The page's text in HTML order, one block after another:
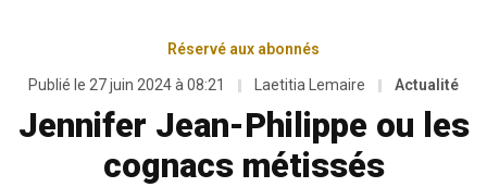
Réservé aux abonnés
Publié le 27 juin 2024 à 08:21 Laetitia Lemaire Actualité
Jennifer Jean-Philippe ou les
cognacs métissés